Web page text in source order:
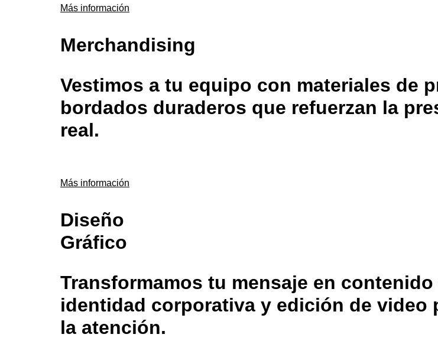
Más información
Merchandising
Vestimos a tu equipo con materiales de
bordados duraderos que refuerzan la
real.
Más información
Diseño
Gráfico
Transformamos tu mensaje en
identidad corporativa y edición de video
la atención.